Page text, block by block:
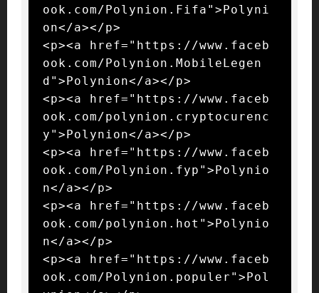
ook.com/Polynion.Fifa">Polyni
on</a></p>
<p><a href="https://www.faceb
ook.com/Polynion.MobileLegen
d">Polynion</a></p>
<p><a href="https://www.faceb
ook.com/polynion.cryptocurenc
y">Polynion</a></p>
<p><a href="https://www.faceb
ook.com/Polynion.fyp">Polynio
n</a></p>
<p><a href="https://www.faceb
ook.com/polynion.hot">Polynio
n</a></p>
<p><a href="https://www.faceb
ook.com/Polynion.populer">Pol